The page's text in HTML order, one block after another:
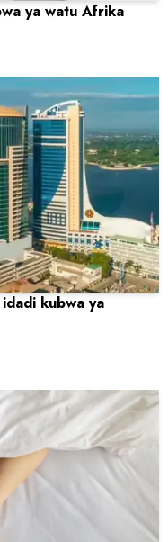
ya watu Afrika
kubwa ya